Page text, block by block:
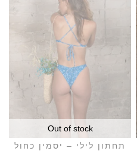
Out of stock
תחתון לילי – יסמין כחול